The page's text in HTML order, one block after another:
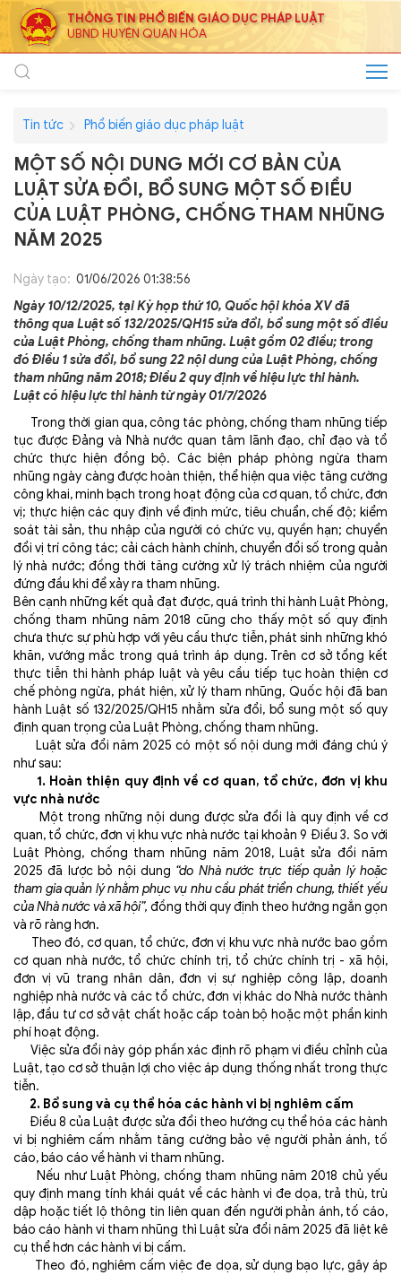
THÔNG TIN PHỔ BIẾN GIÁO DỤC PHÁP LUẬT
UBND HUYỆN QUAN HÓA
Tin tức Phổ biến giáo dục pháp luật
MỘT SỐ NỘI DUNG MỚI CƠ BẢN CỦA
LUẬT SỬA ĐỔI, BỔ SUNG MỘT SỐ ĐIỀU
CỦA LUẬT PHÒNG, CHỐNG THAM NHŨNG
NĂM 2025
Ngày tạo: 01/06/2026 01:38:56
Ngày 10/12/2025, tại Kỳ họp thứ 10, Quốc hội khóa XV đã
thông qua Luật số 132/2025/QH15 sửa đổi, bổ sung một số điều
của Luật Phòng, chống tham nhũng. Luật gồm 02 điều; trong
đó Điều 1 sửa đổi, bổ sung 22 nội dung của Luật Phòng, chống
tham nhũng năm 2018; Điều 2 quy định về hiệu lực thi hành.
Luật có hiệu lực thi hành từ ngày 01/7/2026
Trong thời gian qua, công tác phòng, chống tham nhũng tiếp
tục được Đảng và Nhà nước quan tâm lãnh đạo, chỉ đạo và tổ
chức thực hiện đồng bộ. Các biện pháp phòng ngừa tham
nhũng ngày càng được hoàn thiện, thể hiện qua việc tăng cường
công khai, minh bạch trong hoạt động của cơ quan, tổ chức, đơn
vị; thực hiện các quy định về định mức, tiêu chuẩn, chế độ; kiểm
soát tài sản, thu nhập của người có chức vụ, quyền hạn; chuyển
đổi vị trí công tác; cải cách hành chính, chuyển đổi số trong quản
lý nhà nước; đồng thời tăng cường xử lý trách nhiệm của người
đứng đầu khi để xảy ra tham nhũng.
Bên cạnh những kết quả đạt được, quá trình thi hành Luật Phòng,
chống tham nhũng năm 2018 cũng cho thấy một số quy định
chưa thực sự phù hợp với yêu cầu thực tiễn, phát sinh những khó
khăn, vướng mắc trong quá trình áp dụng. Trên cơ sở tổng kết
thực tiễn thi hành pháp luật và yêu cầu tiếp tục hoàn thiện cơ
chế phòng ngừa, phát hiện, xử lý tham nhũng, Quốc hội đã ban
hành Luật số 132/2025/QH15 nhằm sửa đổi, bổ sung một số quy
định quan trọng của Luật Phòng, chống tham nhũng.
Luật sửa đổi năm 2025 có một số nội dung mới đáng chú ý
như sau:
1. Hoàn thiện quy định về cơ quan, tổ chức, đơn vị khu
vực nhà nước
Một trong những nội dung được sửa đổi là quy định về cơ
quan, tổ chức, đơn vị khu vực nhà nước tại khoản 9 Điều 3. So với
Luật Phòng, chống tham nhũng năm 2018, Luật sửa đổi năm
2025 đã lược bỏ nội dung “do Nhà nước trực tiếp quản lý hoặc
tham gia quản lý nhằm phục vụ nhu cầu phát triển chung, thiết yếu
của Nhà nước và xã hội”, đồng thời quy định theo hướng ngắn gọn
và rõ ràng hơn.
Theo đó, cơ quan, tổ chức, đơn vị khu vực nhà nước bao gồm
cơ quan nhà nước, tổ chức chính trị, tổ chức chính trị - xã hội,
đơn vị vũ trang nhân dân, đơn vị sự nghiệp công lập, doanh
nghiệp nhà nước và các tổ chức, đơn vị khác do Nhà nước thành
lập, đầu tư cơ sở vật chất hoặc cấp toàn bộ hoặc một phần kinh
phí hoạt động.
Việc sửa đổi này góp phần xác định rõ phạm vi điều chỉnh của
Luật, tạo cơ sở thuận lợi cho việc áp dụng thống nhất trong thực
tiễn.
2. Bổ sung và cụ thể hóa các hành vi bị nghiêm cấm
Điều 8 của Luật được sửa đổi theo hướng cụ thể hóa các hành
vi bị nghiêm cấm nhằm tăng cường bảo vệ người phản ánh, tố
cáo, báo cáo về hành vi tham nhũng.
Nếu như Luật Phòng, chống tham nhũng năm 2018 chủ yếu
quy định mang tính khái quát về các hành vi đe dọa, trả thù, trù
dập hoặc tiết lộ thông tin liên quan đến người phản ánh, tố cáo,
báo cáo hành vi tham nhũng thì Luật sửa đổi năm 2025 đã liệt kê
cụ thể hơn các hành vi bị cấm.
Theo đó, nghiêm cấm việc đe dọa, sử dụng bạo lực, gây áp